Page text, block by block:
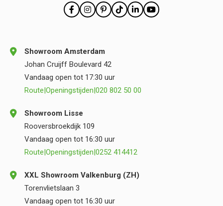
Showroom Amsterdam
Johan Cruijff Boulevard 42
Vandaag open tot 17:30 uur
Route|Openingstijden|020 802 50 00
Showroom Lisse
Rooversbroekdijk 109
Vandaag open tot 16:30 uur
Route|Openingstijden|0252 414412
XXL Showroom Valkenburg (ZH)
Torenvlietslaan 3
Vandaag open tot 16:30 uur